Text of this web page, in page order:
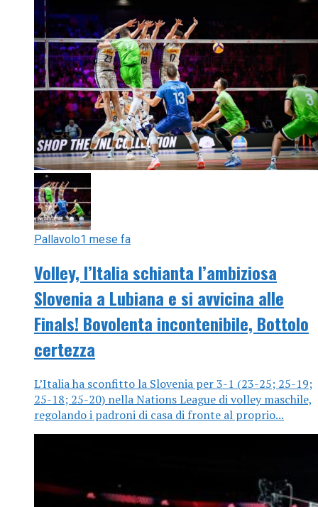
Pallavolo1 mese fa
Volley, l’Italia schianta l’ambiziosa
Slovenia a Lubiana e si avvicina alle
Finals! Bovolenta incontenibile, Bottolo
certezza
L’Italia ha sconfitto la Slovenia per 3-1 (23-25; 25-19;
25-18; 25-20) nella Nations League di volley maschile,
regolando i padroni di casa di fronte al proprio...